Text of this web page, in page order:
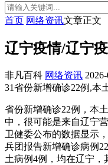
首页 网络资讯文章正文
辽宁疫情/辽宁
非凡百科 网络资讯
31省份新增确诊22例,本
省份新增确诊22例，本
中，很可能是来自辽宁
卫健委公布的数据显示
兵团报告新增确诊病例
土病例4例，均在辽宁